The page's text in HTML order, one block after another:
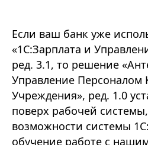
Если ваш банк уже
«1С:Зарплата и
ред. 3.1, то решение
Управление Персоналом
Учреждения», ред. 1.0
поверх рабочей
возможности системы
обучение работе с